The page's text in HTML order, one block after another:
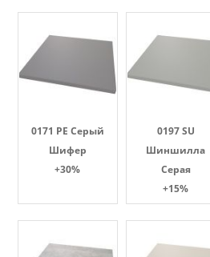
0171 PE Серый
Шифер
+30%
0197 SU
Шиншилла
Серая
+15%